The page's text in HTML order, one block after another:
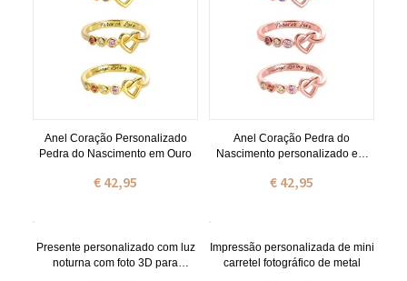
Anel Coração Personalizado
Pedra do Nascimento em Ouro
€ 42,95
Anel Coração Pedra do
Nascimento personalizado em
€ 42,95
Presente personalizado com luz
noturna com foto 3D para
Impressão personalizada de mini
carretel fotográfico de metal